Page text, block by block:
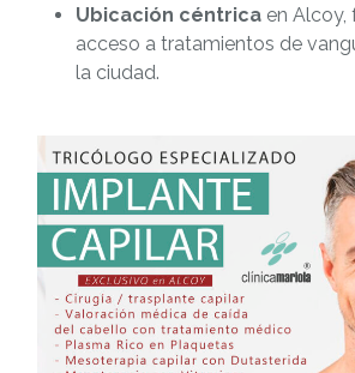
Ubicación céntrica en Alcoy,
acceso a tratamientos de
la ciudad.